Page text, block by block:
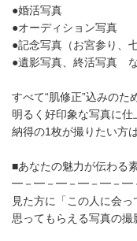
●婚活写真
●オーディション写真
●記念写真（お宮参り、
●遺影写真、終活写真
すべて“肌修正”込みのた
明るく好印象な写真に仕
納得の1枚が撮りたい方
■あなたの魅力が伝わる
━－━－━－━－━－━
見た方に「この人に会っ
思ってもらえる写真の撮